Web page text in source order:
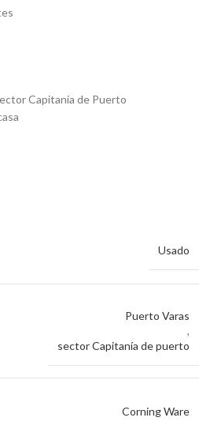
Capitanía de Puerto
Usado
Puerto Varas
,
sector Capitanía de puerto
Corning Ware